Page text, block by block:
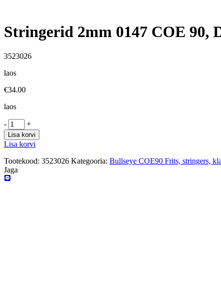
Stringerid 2mm 0147 COE 90,
3523026
laos
€34.00
laos
- +
Lisa korvi
Lisa korvi
Tootekood: 3523026 Kategooria: Bullseye COE90 Frits, stringers,
Jaga